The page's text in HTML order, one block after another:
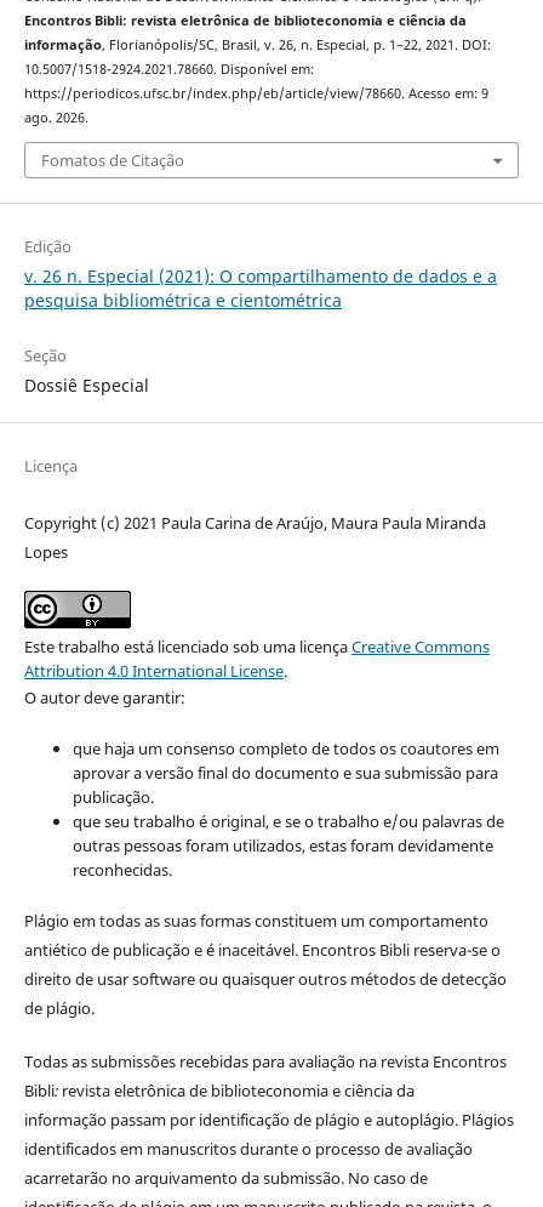
Encontros Bibli: revista eletrônica de biblioteconomia e ciência da
informação, Florianópolis/SC, Brasil, v. 26, n. Especial, p. 1–22, 2021. DOI:
10.5007/1518-2924.2021.78660. Disponível em:
https://periodicos.ufsc.br/index.php/eb/article/view/78660. Acesso em: 9
ago. 2026.
Fomatos de Citação
Edição
v. 26 n. Especial (2021): O compartilhamento de dados e a
pesquisa bibliométrica e cientométrica
Seção
Dossiê Especial
Licença
Copyright (c) 2021 Paula Carina de Araújo, Maura Paula Miranda
Lopes
Este trabalho está licenciado sob uma licençaCreative Commons
Attribution 4.0 International License.
O autor deve garantir:
que haja um consenso completo de todos os coautores em
aprovar a versão final do documento e sua submissão para
publicação.
que seu trabalho é original, e se o trabalho e/ou palavras de
outras pessoas foram utilizados, estas foram devidamente
reconhecidas.
Plágio em todas as suas formas constituem um comportamento
antiético de publicação e é inaceitável. Encontros Bibli reserva-se o
direito de usar software ou quaisquer outros métodos de detecção
de plágio.
Todas as submissões recebidas para avaliação na revista Encontros
Bibli: revista eletrônica de biblioteconomia e ciência da
informaçãopassam por identificação de plágio e autoplágio. Plágios
identificados em manuscritos durante o processo de avaliação
acarretarão no arquivamento da submissão. No caso de